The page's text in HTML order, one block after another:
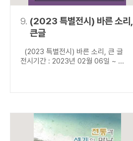
9. (2023 특별전시) 바른 소리,
큰글
(2023 특별전시) 바른 소리, 큰 글
전시기간 : 2023년 02월 06일 ~ ...